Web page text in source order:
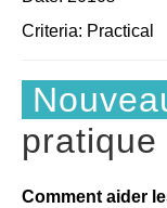
Criteria: Practical
pratique
Comment aider